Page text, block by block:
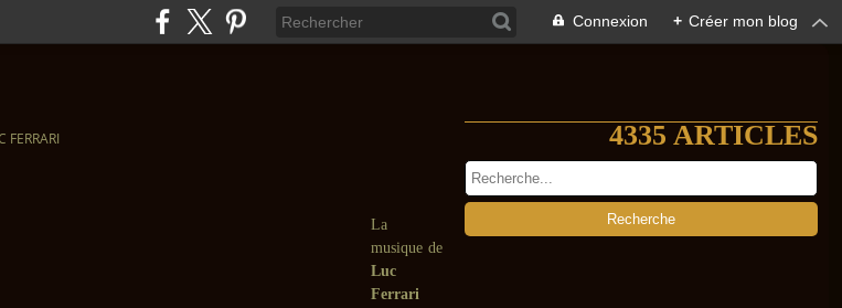
Connexion + Créer mon blog
FERRARI
La
musique de
Luc
Ferrari
4335 ARTICLES